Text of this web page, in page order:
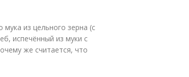
из цельного зерна (с
испечённый из муки с
же считается, что